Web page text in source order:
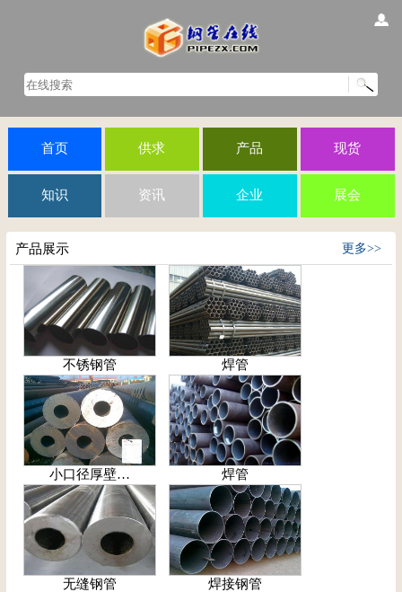
首页 供求 产品 现货
知识 资讯 企业 展会
产品展示 更多>>
不锈钢管 焊管
小口径厚壁… 焊管
无缝钢管 焊接钢管